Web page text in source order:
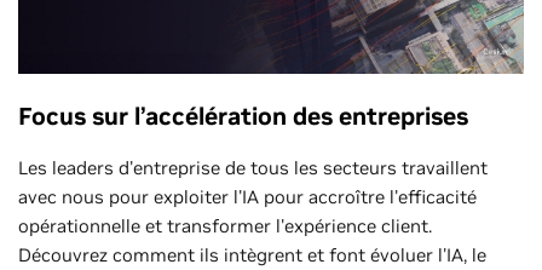
Focus sur l’accélération des entreprises
Les leaders d'entreprise de tous les secteurs travaillent
avec nous pour exploiter l'IA pour accroître l'efficacité
opérationnelle et transformer l'expérience client.
Découvrez comment ils intègrent et font évoluer l'IA, le